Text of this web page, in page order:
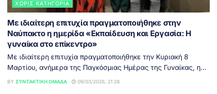
ΧΩΡΊΣ ΚΑΤΗΓΟΡΊΑ
Με ιδιαίτερη επιτυχία πραγματοποιήθηκε στην
Ναύπακτο η ημερίδα «Εκπαίδευση και Εργασία: Η
γυναίκα στο επίκεντρο»
Με ιδιαίτερη επιτυχία πραγματοποιήθηκε την Κυριακή 8
Μαρτίου, ανήμερα της Παγκόσμιας Ημέρας της Γυναίκας, η...
BY ΣΥΝΤΑΚΤΙΚΉ ΟΜΆΔΑ 09/03/2026, 21:28